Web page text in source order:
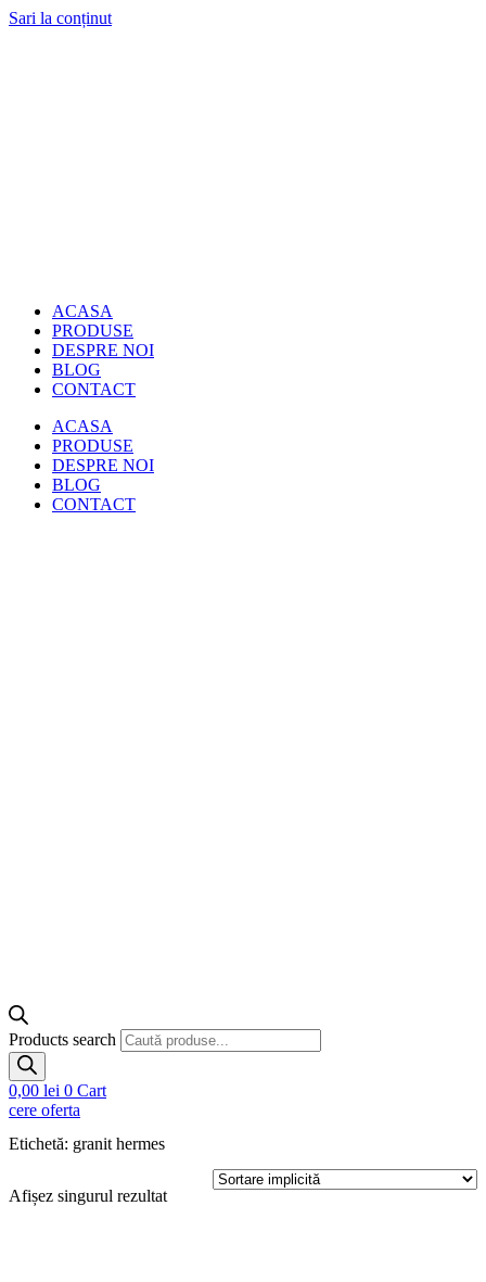
Sari la conținut
ACASA
PRODUSE
DESPRE NOI
BLOG
CONTACT
ACASA
PRODUSE
DESPRE NOI
BLOG
CONTACT
Products search
0,00 lei 0 Cart
cere oferta
Etichetă: granit hermes
Afișez singurul rezultat